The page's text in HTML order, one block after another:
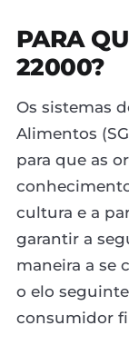
PARA
22000?
Os sistemas
Alimentos
para que as
cultura e a
garantir a
maneira a se
o elo
consumidor